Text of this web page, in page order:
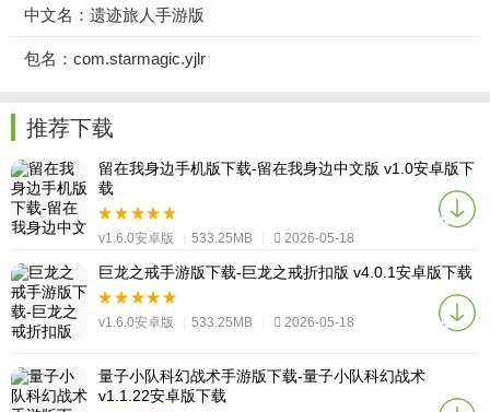
中文名：遗迹旅人手游版
包名：com.starmagic.yjlr
推荐下载
留在我身边手机版下载-留在我身边中文版 v1.0安卓版下
载
v1.6.0安卓版 533.25MB 2026-05-18
巨龙之戒手游版下载-巨龙之戒折扣版 v4.0.1安卓版下载
v1.6.0安卓版 533.25MB 2026-05-18
量子小队科幻战术手游版下载-量子小队科幻战术
v1.1.22安卓版下载